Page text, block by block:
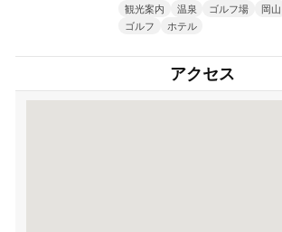
観光案内
温泉 ゴルフ場 岡山
ゴルフ
ホテル
アクセス